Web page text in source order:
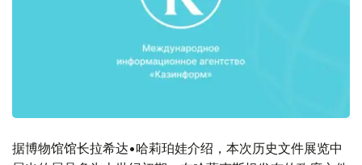
据博物馆馆长拉希达•哈莉珀娃介绍，本次历史文件展览中